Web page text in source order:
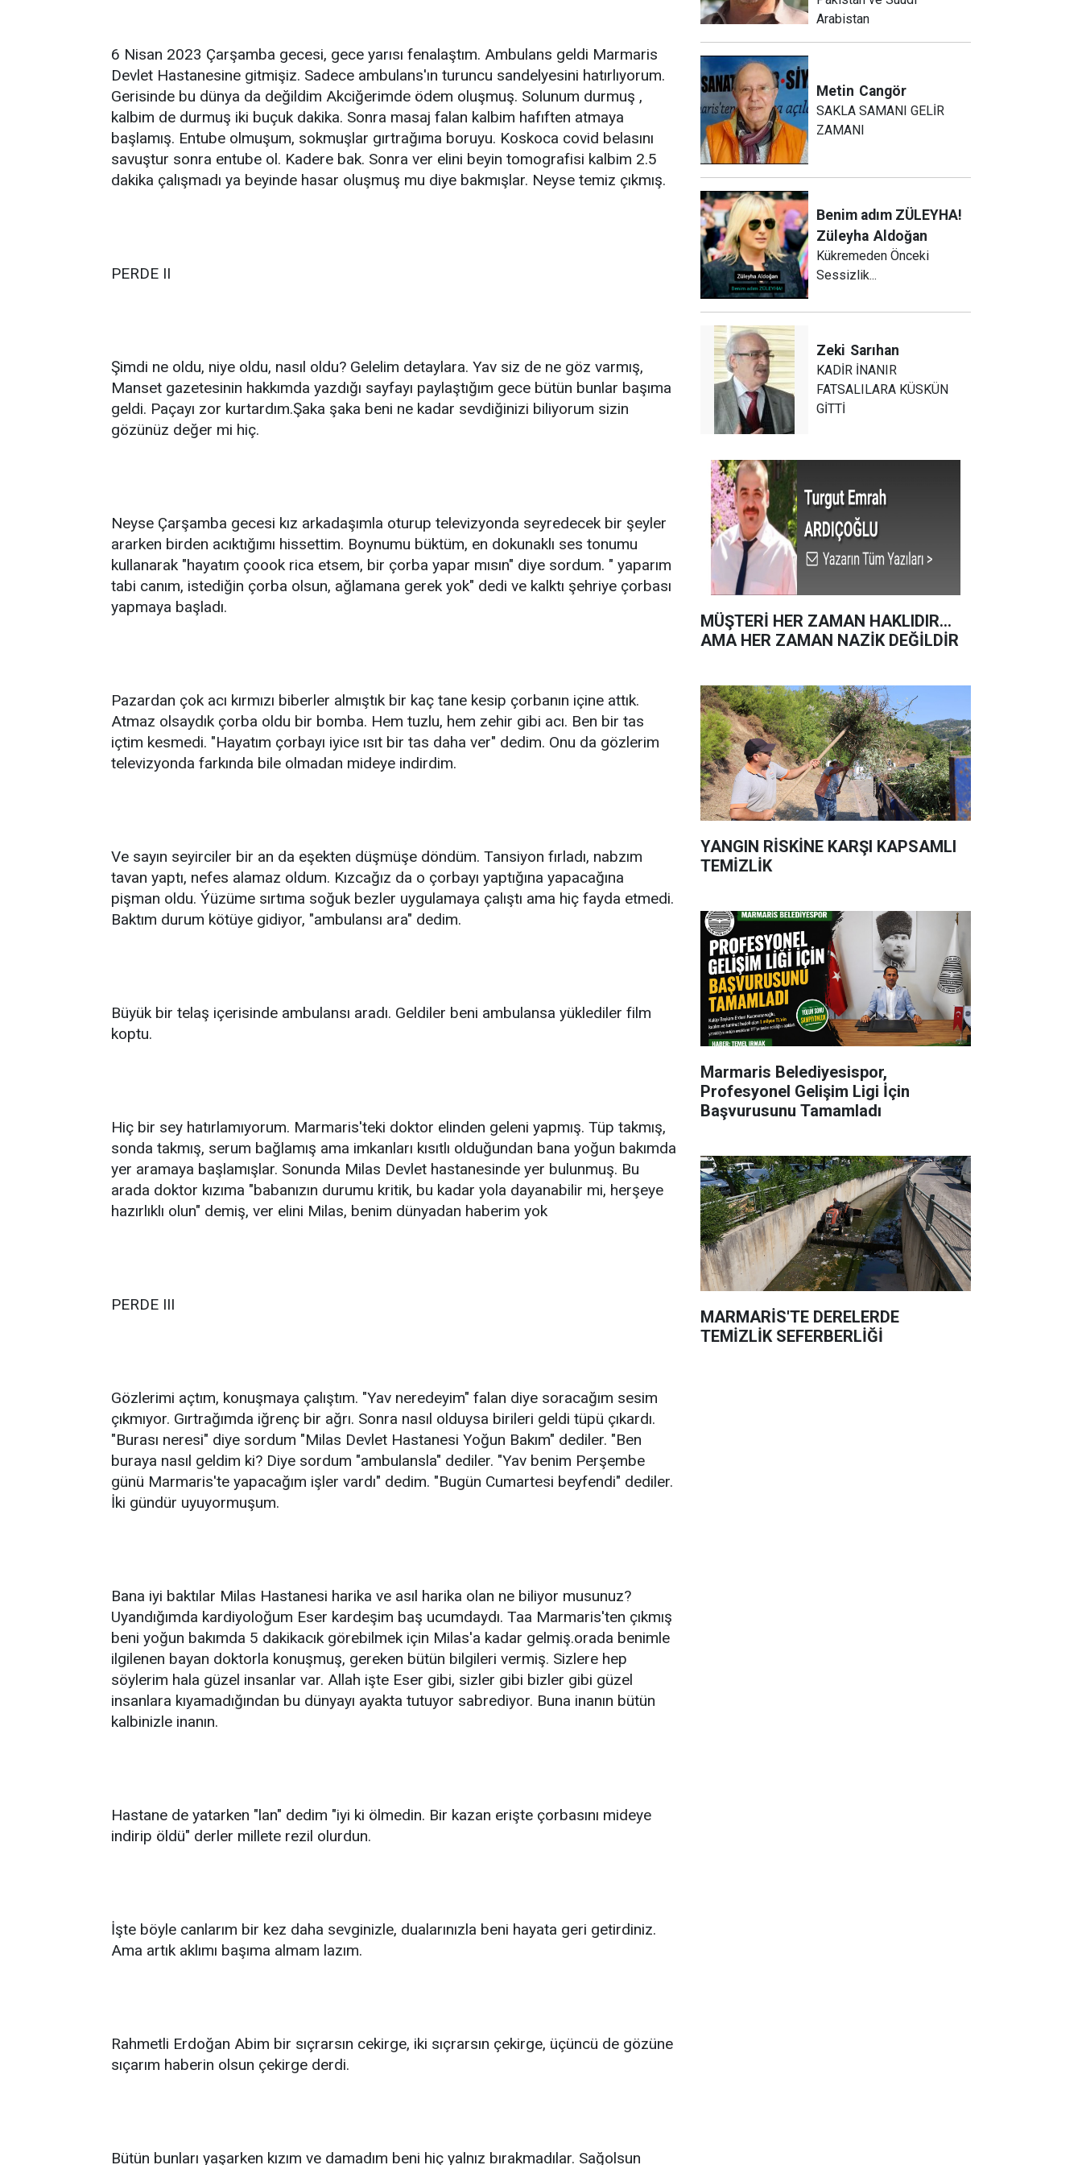
6 Nisan 2023 Çarşamba gecesi, gece yarısı fenalaştım. Ambulans geldi Marmaris
Devlet Hastanesine gitmişiz. Sadece ambulans'ın turuncu sandelyesini hatırlıyorum.
Gerisinde bu dünya da değildim Akciğerimde ödem oluşmuş. Solunum durmuş ,
kalbim de durmuş iki buçuk dakika. Sonra masaj falan kalbim hafıften atmaya
başlamış. Entube olmuşum, sokmuşlar gırtrağıma boruyu. Koskoca covid belasını
savuştur sonra entube ol. Kadere bak. Sonra ver elini beyin tomografisi kalbim 2.5
dakika çalışmadı ya beyinde hasar oluşmuş mu diye bakmışlar. Neyse temiz çıkmış.
PERDE II
Şimdi ne oldu, niye oldu, nasıl oldu? Gelelim detaylara. Yav siz de ne göz varmış,
Manset gazetesinin hakkımda yazdığı sayfayı paylaştığım gece bütün bunlar başıma
geldi. Paçayı zor kurtardım.Şaka şaka beni ne kadar sevdiğinizi biliyorum sizin
gözünüz değer mi hiç.
Neyse Çarşamba gecesi kız arkadaşımla oturup televizyonda seyredecek bir şeyler
ararken birden acıktığımı hissettim. Boynumu büktüm, en dokunaklı ses tonumu
kullanarak "hayatım çoook rica etsem, bir çorba yapar mısın" diye sordum. " yaparım
tabi canım, istediğin çorba olsun, ağlamana gerek yok" dedi ve kalktı şehriye çorbası
yapmaya başladı.
Pazardan çok acı kırmızı biberler almıştık bir kaç tane kesip çorbanın içine attık.
Atmaz olsaydık çorba oldu bir bomba. Hem tuzlu, hem zehir gibi acı. Ben bir tas
içtim kesmedi. "Hayatım çorbayı iyice ısıt bir tas daha ver" dedim. Onu da gözlerim
televizyonda farkında bile olmadan mideye indirdim.
Ve sayın seyirciler bir an da eşekten düşmüşe döndüm. Tansiyon fırladı, nabzım
tavan yaptı, nefes alamaz oldum. Kızcağız da o çorbayı yaptığına yapacağına
pişman oldu. Ýüzüme sırtıma soğuk bezler uygulamaya çalıştı ama hiç fayda etmedi.
Baktım durum kötüye gidiyor, "ambulansı ara" dedim.
Büyük bir telaş içerisinde ambulansı aradı. Geldiler beni ambulansa yüklediler film
koptu.
Hiç bir sey hatırlamıyorum. Marmaris'teki doktor elinden geleni yapmış. Tüp takmış,
sonda takmış, serum bağlamış ama imkanları kısıtlı olduğundan bana yoğun bakımda
yer aramaya başlamışlar. Sonunda Milas Devlet hastanesinde yer bulunmuş. Bu
arada doktor kızıma "babanızın durumu kritik, bu kadar yola dayanabilir mi, herşeye
hazırlıklı olun" demiş, ver elini Milas, benim dünyadan haberim yok
PERDE III
Gözlerimi açtım, konuşmaya çalıştım. "Yav neredeyim" falan diye soracağım sesim
çıkmıyor. Gırtrağımda iğrenç bir ağrı. Sonra nasıl olduysa birileri geldi tüpü çıkardı.
"Burası neresi" diye sordum "Milas Devlet Hastanesi Yoğun Bakım" dediler. "Ben
buraya nasıl geldim ki? Diye sordum "ambulansla" dediler. "Yav benim Perşembe
günü Marmaris'te yapacağım işler vardı" dedim. "Bugün Cumartesi beyfendi" dediler.
İki gündür uyuyormuşum.
Bana iyi baktılar Milas Hastanesi harika ve asıl harika olan ne biliyor musunuz?
Uyandığımda kardiyoloğum Eser kardeşim baş ucumdaydı. Taa Marmaris'ten çıkmış
beni yoğun bakımda 5 dakikacık görebilmek için Milas'a kadar gelmiş.orada benimle
ilgilenen bayan doktorla konuşmuş, gereken bütün bilgileri vermiş. Sizlere hep
söylerim hala güzel insanlar var. Allah işte Eser gibi, sizler gibi bizler gibi güzel
insanlara kıyamadığından bu dünyayı ayakta tutuyor sabrediyor. Buna inanın bütün
kalbinizle inanın.
Hastane de yatarken "lan" dedim "iyi ki ölmedin. Bir kazan erişte çorbasını mideye
indirip öldü" derler millete rezil olurdun.
İşte böyle canlarım bir kez daha sevginizle, dualarınızla beni hayata geri getirdiniz.
Ama artık aklımı başıma almam lazım.
Rahmetli Erdoğan Abim bir sıçrarsın cekirge, iki sıçrarsın çekirge, üçüncü de gözüne
sıçarım haberin olsun çekirge derdi.
Bütün bunları yaşarken kızım ve damadım beni hiç yalnız bırakmadılar. Sağolsun
Arabistan
Metin Cangör
SAKLA SAMANI GELİR
ZAMANI
Benim adım ZÜLEYHA!
Züleyha Aldoğan
Kükremeden Önceki
Sessizlik...
Zeki Sarıhan
KADİR İNANIR
FATSALILARA KÜSKÜN
GİTTİ
MÜŞTERİ HER ZAMAN HAKLIDIR…
AMA HER ZAMAN NAZİK DEĞİLDİR
YANGIN RİSKİNE KARŞI KAPSAMLI
TEMİZLİK
Marmaris Belediyesispor,
Profesyonel Gelişim Ligi İçin
Başvurusunu Tamamladı
MARMARİS'TE DERELERDE
TEMİZLİK SEFERBERLİĞİ